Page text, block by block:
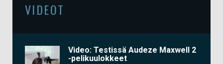
VIDEOT
Video: Testissä Audeze Maxwell 2
-pelikuulokkeet